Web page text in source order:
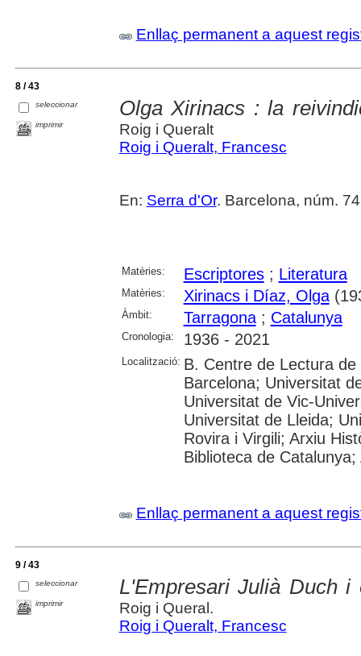
Enllaç permanent a aquest
8 / 43
seleccionar
imprimir
Olga Xirinacs : la
Roig i Queralt
Roig i Queralt, Francesc
En: Serra d'Or. Barcelona, núm.
Matèries: Escriptores; Literatura
Matèries: Xirinacs i Díaz, Olga
Àmbit: Tarragona; Catalunya
Cronologia: 1936 - 2021
Localització: B. Centre de Lectura
Barcelona; Universitat
Universitat de Vic-
Universitat de Lleida;
Rovira i Virgili; Arxiu
Biblioteca de
Enllaç permanent a aquest
9 / 43
seleccionar
imprimir
L'Empresari Julià Duch i
Roig i Queral.
Roig i Queralt, Francesc